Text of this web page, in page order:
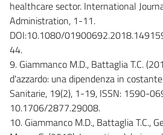
healthcare sector. International
Administration, 1-11.
DOI:10.1080/
44.
9. Giammanco M.D., Battaglia T.C.
d'azzardo: una dipendenza in
Sanitarie, 19(2), 1-19, ISSN: 1590-
10.1706/2877.29008.
10. Giammanco M.D., Battaglia T.C.,